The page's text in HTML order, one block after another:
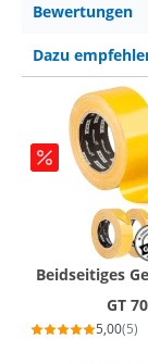
Bewertungen
Dazu
Beidseitiges
GT
5,00(5)